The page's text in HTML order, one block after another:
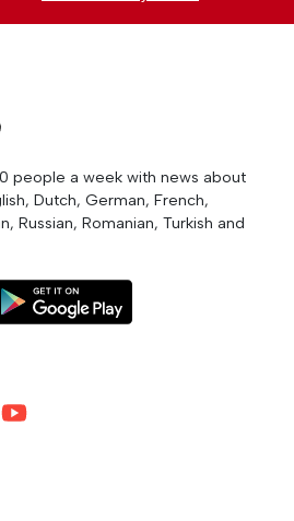
people a week with news about
Dutch, German, French,
Russian, Romanian, Turkish and